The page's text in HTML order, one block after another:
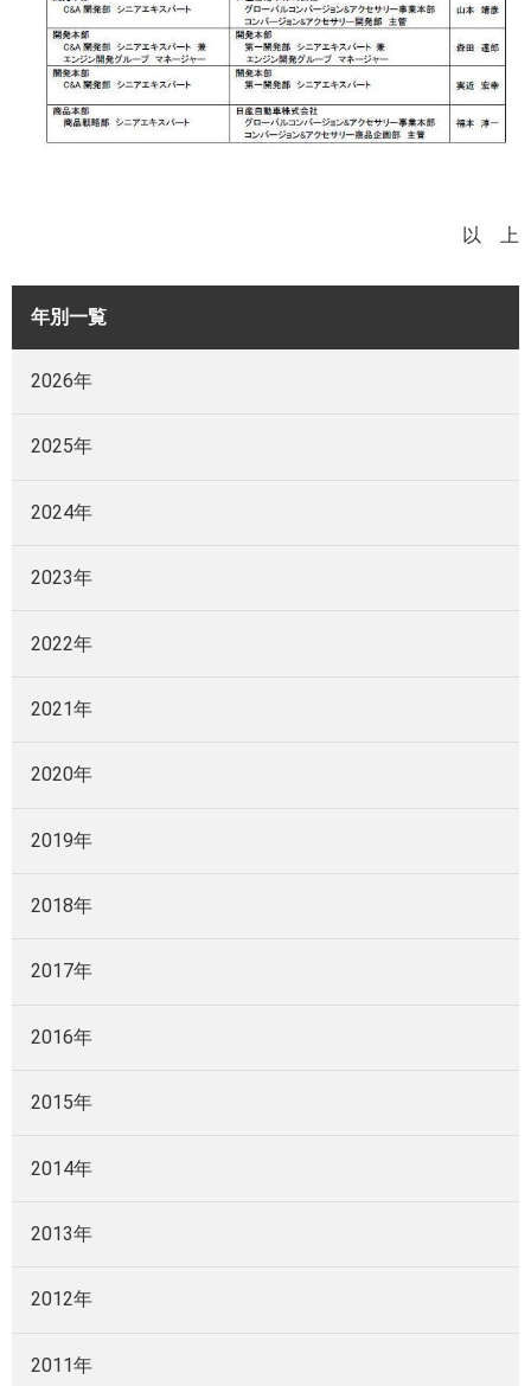
以 上
年別一覧
2026年
2025年
2024年
2023年
2022年
2021年
2020年
2019年
2018年
2017年
2016年
2015年
2014年
2013年
2012年
2011年